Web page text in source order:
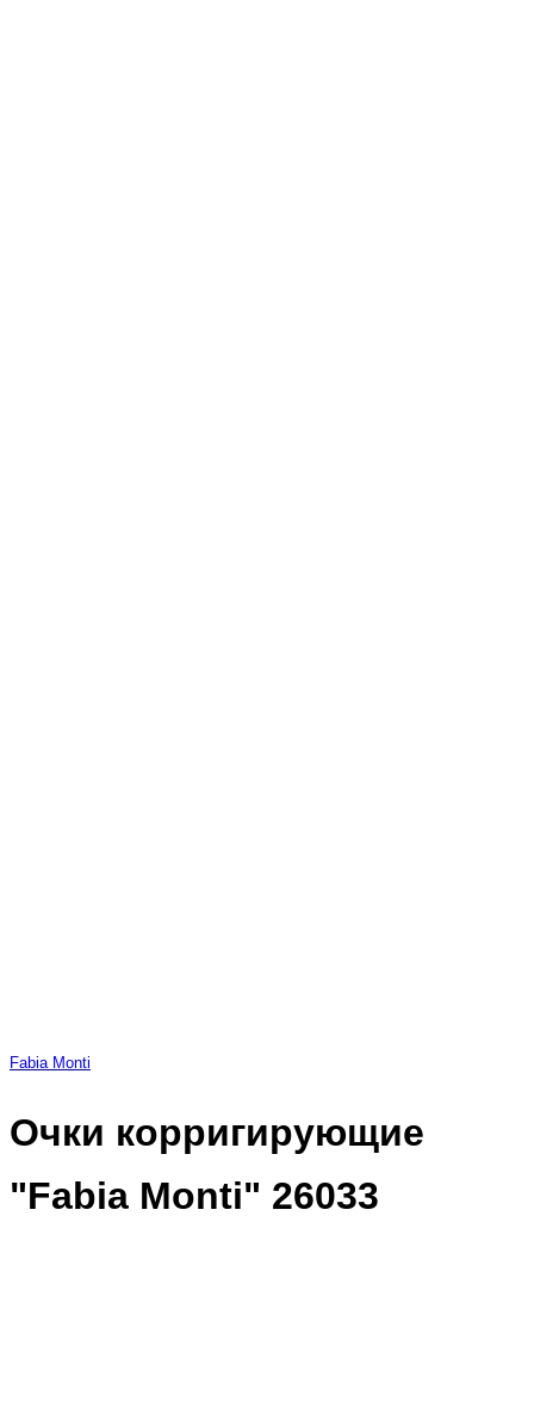
Fabia Monti
Очки корригирующие
"Fabia Monti" 26033